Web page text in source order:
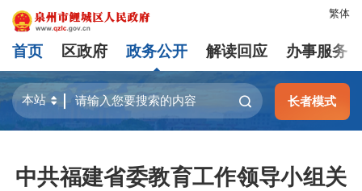
繁体
首页 区政府 政务公开 解读回应 办事服务
长者模式
中共福建省委教育工作领导小组关